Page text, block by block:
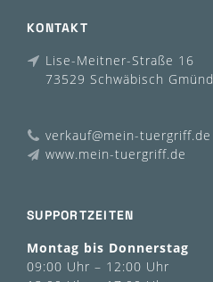
KONTAKT
Lise-Meitner-Straße 16
73529 Schwäbisch Gmünd
verkauf@mein-tuergriff.de
www.mein-tuergriff.de
SUPPORTZEITEN
Montag bis Donnerstag
09:00 Uhr – 12:00 Uhr